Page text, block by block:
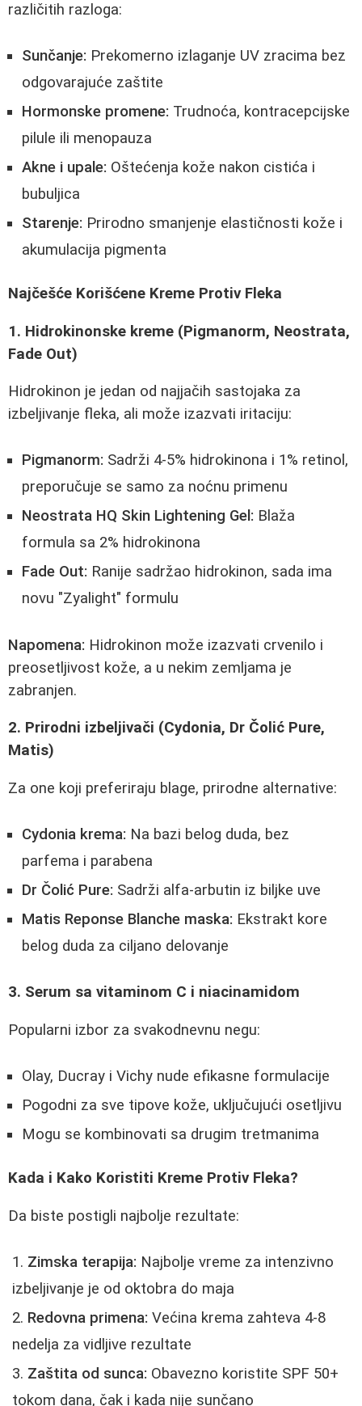
različitih razloga:
Sunčanje: Prekomerno izlaganje UV zracima bez
odgovarajuće zaštite
Hormonske promene: Trudnoća, kontracepcijske
pilule ili menopauza
Akne i upale: Oštećenja kože nakon cistića i
bubuljica
Starenje: Prirodno smanjenje elastičnosti kože i
akumulacija pigmenta
Najčešće Korišćene Kreme Protiv Fleka
1. Hidrokinonske kreme (Pigmanorm, Neostrata,
Fade Out)
Hidrokinon je jedan od najjačih sastojaka za
izbeljivanje fleka, ali može izazvati iritaciju:
Pigmanorm: Sadrži 4-5% hidrokinona i 1% retinol,
preporučuje se samo za noćnu primenu
Neostrata HQ Skin Lightening Gel: Blaža
formula sa 2% hidrokinona
Fade Out: Ranije sadržao hidrokinon, sada ima
novu "Zyalight" formulu
Napomena: Hidrokinon može izazvati crvenilo i
preosetljivost kože, a u nekim zemljama je
zabranjen.
2. Prirodni izbeljivači (Cydonia, Dr Čolić Pure,
Matis)
Za one koji preferiraju blage, prirodne alternative:
Cydonia krema: Na bazi belog duda, bez
parfema i parabena
Dr Čolić Pure: Sadrži alfa-arbutin iz biljke uve
Matis Reponse Blanche maska: Ekstrakt kore
belog duda za ciljano delovanje
3. Serum sa vitaminom C i niacinamidom
Popularni izbor za svakodnevnu negu:
Olay, Ducray i Vichy nude efikasne formulacije
Pogodni za sve tipove kože, uključujući osetljivu
Mogu se kombinovati sa drugim tretmanima
Kada i Kako Koristiti Kreme Protiv Fleka?
Da biste postigli najbolje rezultate:
Zimska terapija: Najbolje vreme za intenzivno
izbeljivanje je od oktobra do maja
Redovna primena: Većina krema zahteva 4-8
nedelja za vidljive rezultate
Zaštita od sunca: Obavezno koristite SPF 50+
tokom dana, čak i kada nije sunčano